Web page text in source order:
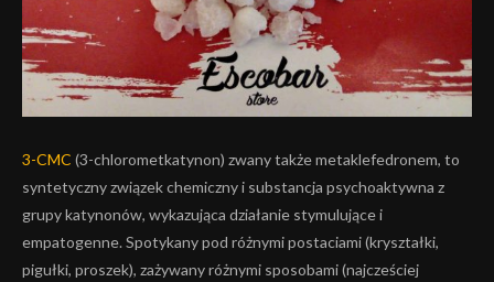
3-CMC (3-chlorometkatynon) zwany także metaklefedronem, to
syntetyczny związek chemiczny i substancja psychoaktywna z
grupy katynonów, wykazująca działanie stymulujące i
empatogenne. Spotykany pod różnymi postaciami (kryształki,
pigułki, proszek), zażywany różnymi sposobami (najcześciej